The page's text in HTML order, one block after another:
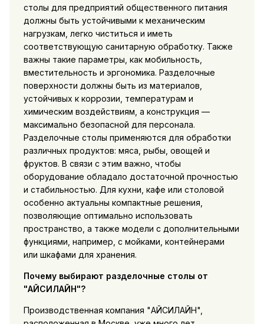
столы для предприятий общественного питания
должны быть устойчивыми к механическим
нагрузкам, легко чиститься и иметь
соответствующую санитарную обработку. Также
важны такие параметры, как мобильность,
вместительность и эргономика. Разделочные
поверхности должны быть из материалов,
устойчивых к коррозии, температурам и
химическим воздействиям, а конструкция —
максимально безопасной для персонала.
Разделочные столы применяются для обработки
различных продуктов: мяса, рыбы, овощей и
фруктов. В связи с этим важно, чтобы
оборудование обладало достаточной прочностью
и стабильностью. Для кухни, кафе или столовой
особенно актуальны компактные решения,
позволяющие оптимально использовать
пространство, а также модели с дополнительными
функциями, например, с мойками, контейнерами
или шкафами для хранения.
Почему выбирают разделочные столы от
"АЙСИЛАЙН"?
Производственная компания "АЙСИЛАЙН",